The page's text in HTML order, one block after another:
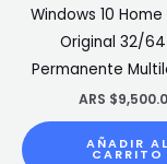
Windows 10
Original 32/
Permanente
ARS $
AÑADIR AL
CARRITO